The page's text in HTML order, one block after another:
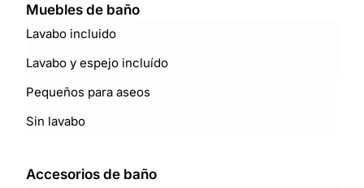
Muebles de baño
Lavabo incluido
Lavabo y espejo incluído
Pequeños para aseos
Sin lavabo
Accesorios de baño